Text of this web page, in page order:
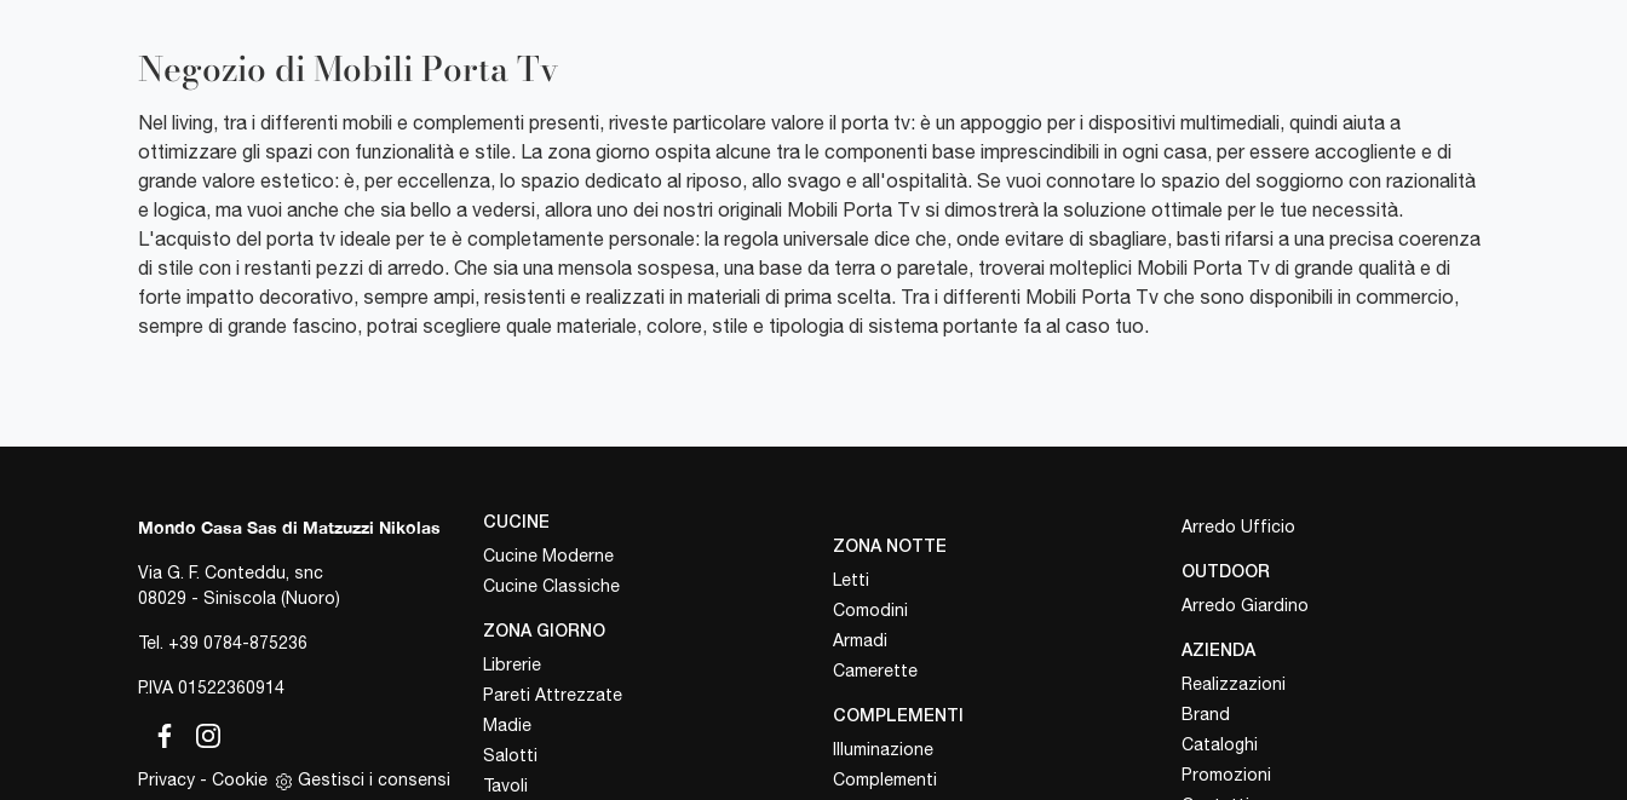
Negozio di Mobili Porta Tv
Nel living, tra i differenti mobili e complementi presenti, riveste particolare valore il porta tv: è un appoggio per i dispositivi multimediali, quindi aiuta a
ottimizzare gli spazi con funzionalità e stile. La zona giorno ospita alcune tra le componenti base imprescindibili in ogni casa, per essere accogliente e di
grande valore estetico: è, per eccellenza, lo spazio dedicato al riposo, allo svago e all'ospitalità. Se vuoi connotare lo spazio del soggiorno con razionalità
e logica, ma vuoi anche che sia bello a vedersi, allora uno dei nostri originali Mobili Porta Tv si dimostrerà la soluzione ottimale per le tue necessità.
L'acquisto del porta tv ideale per te è completamente personale: la regola universale dice che, onde evitare di sbagliare, basti rifarsi a una precisa coerenza
di stile con i restanti pezzi di arredo. Che sia una mensola sospesa, una base da terra o paretale, troverai molteplici Mobili Porta Tv di grande qualità e di
forte impatto decorativo, sempre ampi, resistenti e realizzati in materiali di prima scelta. Tra i differenti Mobili Porta Tv che sono disponibili in commercio,
sempre di grande fascino, potrai scegliere quale materiale, colore, stile e tipologia di sistema portante fa al caso tuo.
Mondo Casa Sas di Matzuzzi Nikolas
Via G. F. Conteddu, snc
08029 - Siniscola (Nuoro)
Tel. +39 0784-875236
P.IVA 01522360914
Privacy - Cookie Gestisci i consensi
CUCINE
Cucine Moderne
Cucine Classiche
ZONA GIORNO
Librerie
Pareti Attrezzate
Madie
Salotti
Tavoli
ZONA NOTTE
Letti
Comodini
Armadi
Camerette
COMPLEMENTI
Illuminazione
Complementi
Arredo Ufficio
OUTDOOR
Arredo Giardino
AZIENDA
Realizzazioni
Brand
Cataloghi
Promozioni